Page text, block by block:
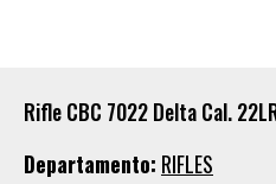
Rifle CBC 7022 Delta Cal.
Departamento: RIFLES